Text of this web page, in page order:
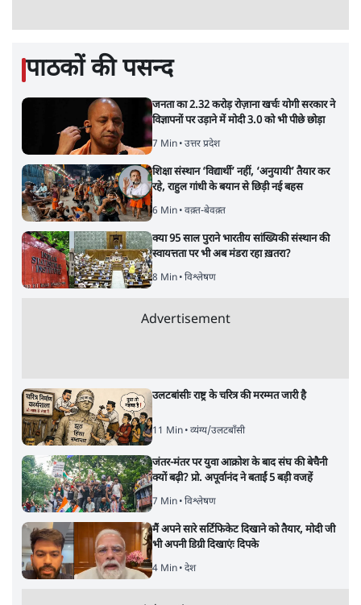
पाठकों की पसन्द
जनता का 2.32 करोड़ रोज़ाना खर्चः योगी सरकार ने
विज्ञापनों पर उड़ाने में मोदी 3.0 को भी पीछे छोड़ा
7 Min• उत्तर प्रदेश
शिक्षा संस्थान ‘विद्यार्थी’ नहीं, ‘अनुयायी’ तैयार कर
रहे, राहुल गांधी के बयान से छिड़ी नई बहस
6 Min• वक़्त-बेवक़्त
क्या 95 साल पुराने भारतीय सांख्यिकी संस्थान की
स्वायत्तता पर भी अब मंडरा रहा ख़तरा?
8 Min• विश्लेषण
Advertisement
उलटबांसीः राष्ट्र के चरित्र की मरम्मत जारी है
11 Min• व्यंग्य/उलटबाँसी
जंतर-मंतर पर युवा आक्रोश के बाद संघ की बेचैनी
क्यों बढ़ी? प्रो. अपूर्वानंद ने बताईं 5 बड़ी वजहें
7 Min• विश्लेषण
मैं अपने सारे सर्टिफिकेट दिखाने को तैयार, मोदी जी
भी अपनी डिग्री दिखाएंः दिपके
4 Min• देश